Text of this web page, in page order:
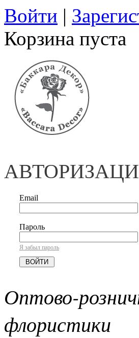
Войти |
Корзина пуста
Email
Пароль
Я забыл пароль
Оптово-
флористики